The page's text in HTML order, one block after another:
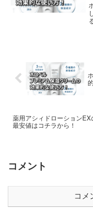
薬用アシィドローション
最安値はコチラから！
コメント
コメ